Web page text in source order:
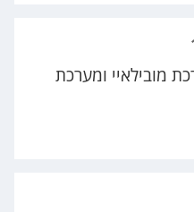
מובילאיי ומערכת